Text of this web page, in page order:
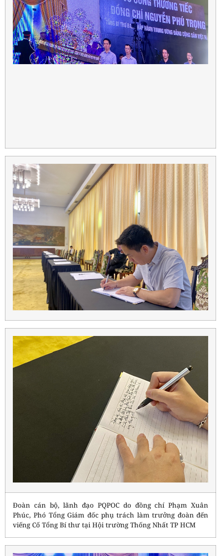
Đoàn cán bộ, lãnh đạo PQPOC do đồng chí Phạm Xuân
Phúc, Phó Tổng Giám đốc phụ trách làm trưởng đoàn đến
viếng Cố Tổng Bí thư tại Hội trường Thống Nhất TP HCM